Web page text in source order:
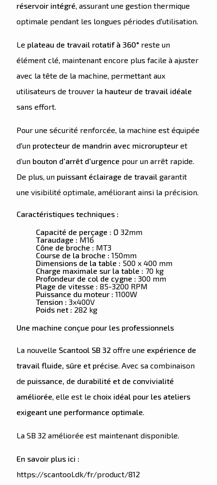
réservoir intégré , assurant une gestion thermique
optimale pendant les longues périodes d'utilisation.
Le plateau de travail rotatif à 360°reste un
élément clé, maintenant encore plus facile à ajuster
avec la tête de la machine, permettant aux
utilisateurs de trouver la hauteur de travail idéale
sans effort.
Pour une sécurité renforcée, la machine est équipée
d'un protecteur de mandrin avec microrupteuret
d’un bouton d'arrêt d'urgence pour un arrêt rapide.
De plus, un puissant éclairage de travail garantit
une visibilité optimale, améliorant ainsi la précision.
Caractéristiques techniques :
Capacité de perçage : Ø 32mm
Taraudage : M16
Cône de broche : MT3
Course de la broche : 150mm
Dimensions de la table : 500 x 400 mm
Charge maximale sur la table : 70 kg
Profondeur de col de cygne : 300 mm
Plage de vitesse : 85-3200 RPM
Puissance du moteur : 1100W
Tension : 3x400V
Poids net : 282 kg
Une machine conçue pour les professionnels
La nouvelle Scantool SB 32 offre une expérience de
travail fluide, sûre et précise . Avec sa combinaison
de puissance, de durabilité et de convivialité
améliorée , elle est le choix idéal pour les ateliers
exigeant une performance optimale
La SB 32 améliorée est maintenant disponible.
En savoir plus ici :
https://scantool.dk/fr/product/812